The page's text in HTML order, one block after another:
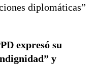
diplomáticas”
expresó su
y